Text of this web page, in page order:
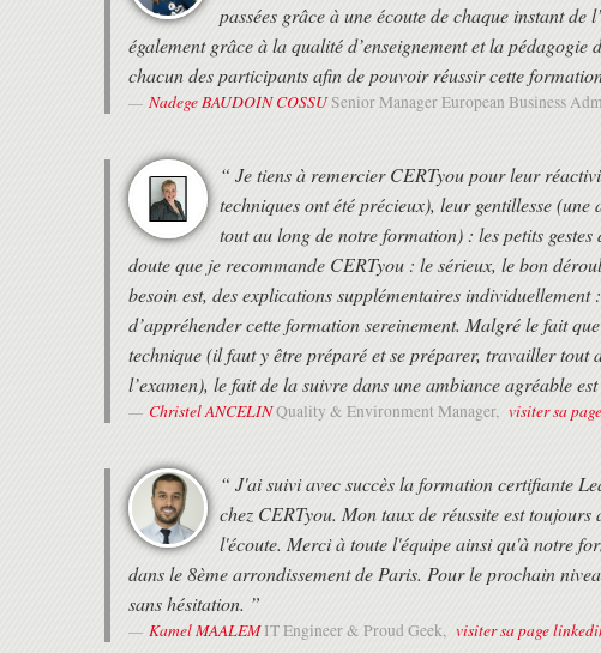
passées grâce à une écoute de chaque instant
également grâce à la qualité d’enseignement et la
chacun des participants afin de pouvoir réussir cette
Nadege BAUDOIN COSSUSenior Manager European Business
“ Je tiens à remercier CERTyou pour leur
techniques ont été précieux), leur gentillesse
tout au long de notre formation) : les petits gestes
doute que je recommande CERTyou : le sérieux, le bon
besoin est, des explications supplémentaires individuellement
d’appréhender cette formation sereinement. Malgré le fait
technique (il faut y être préparé et se préparer, travailler
l’examen), le fait de la suivre dans une ambiance agréable
Christel ANCELINQuality & Environment Manager, visiter sa
“ J'ai suivi avec succès la formation certifiante
chez CERTyou. Mon taux de réussite est
l'écoute. Merci à toute l'équipe ainsi qu'à notre
dans le 8ème arrondissement de Paris. Pour le prochain
sans hésitation. ”
Kamel MAALEMIT Engineer & Proud Geek, visiter sa page